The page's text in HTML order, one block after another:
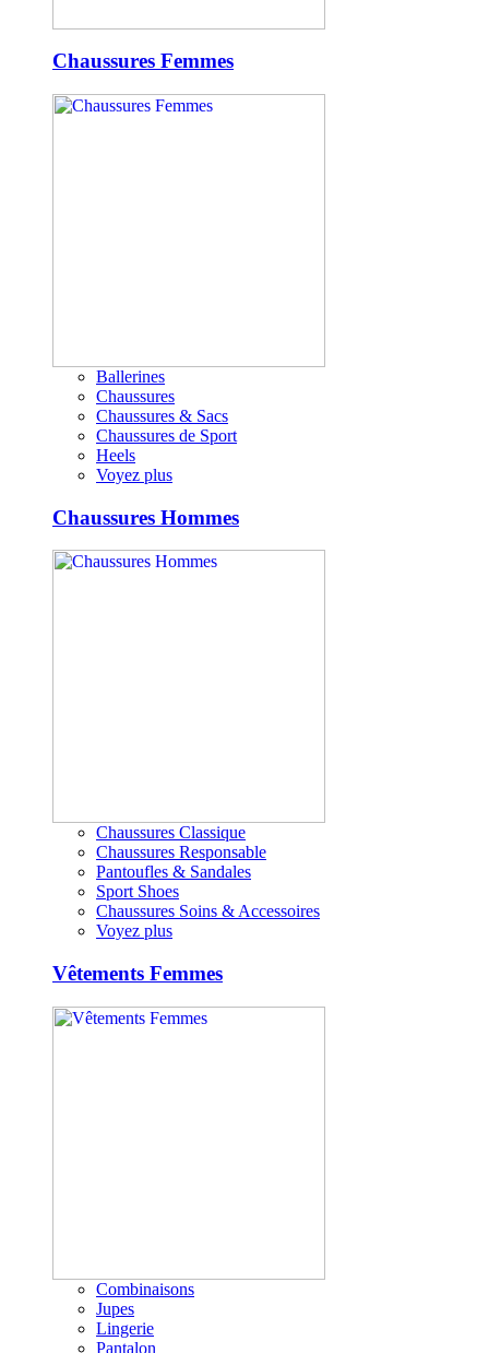
Chaussures Femmes
Ballerines
Chaussures
Chaussures & Sacs
Chaussures de Sport
Heels
Voyez plus
Chaussures Hommes
Chaussures Classique
Chaussures Responsable
Pantoufles & Sandales
Sport Shoes
Chaussures Soins & Accessoires
Voyez plus
Vêtements Femmes
Combinaisons
Jupes
Lingerie
Pantalon